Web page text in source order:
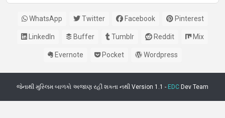
WhatsApp Twitter Facebook Pinterest
LinkedIn Buffer Tumblr Reddit Mix
Evernote Pocket Wordpress
જેનાથી મુસ્લિમ બાળકો અજાણ રહી શકતા નથી Version 1.1 - EDC Dev Team